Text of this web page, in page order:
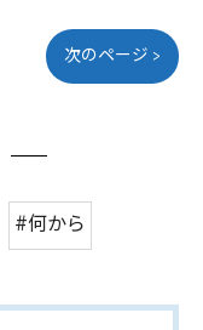
次のページ >
#何から